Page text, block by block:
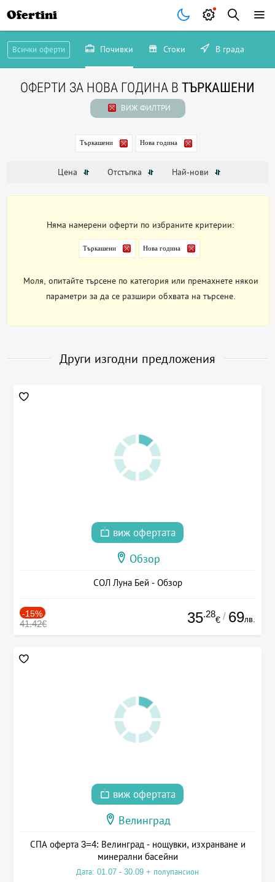
Ofertini
Всички оферти Почивки Стоки В града
ОФЕРТИ ЗА НОВА ГОДИНА В ТЪРКАШЕНИ
ВИЖ ФИЛТРИ
Търкашени Нова година
Цена Отстъпка Най-нови
Няма намерени оферти по избраните критерии:
Търкашени Нова година
Моля, опитайте търсене по категория или премахнете някои
параметри за да се разшири обхвата на търсене.
Други изгодни предложения
виж офертата
Обзор
СОЛ Луна Бей - Обзор
-15%
41.42€ 35.28
€ / 69лв.
виж офертата
Велинград
СПА оферта 3=4: Велинград - нощувки, изхранване и
минерални басейни
Дата: 01.07 - 30.09 + полупансион